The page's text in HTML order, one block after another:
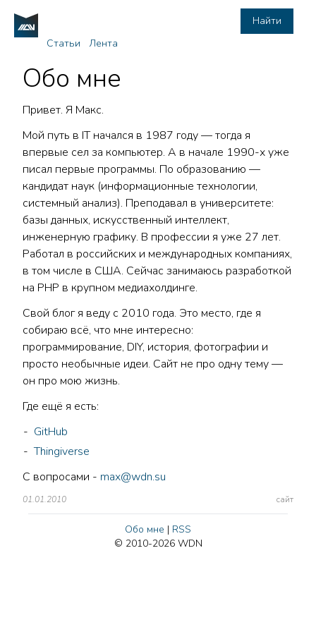
Найти
Статьи
Лента
Обо мне
Привет. Я Макс.
Мой путь в IT начался в 1987 году — тогда я
впервые сел за компьютер. А в начале 1990-х уже
писал первые программы. По образованию —
кандидат наук (информационные технологии,
системный анализ). Преподавал в университете:
базы данных, искусственный интеллект,
инженерную графику. В профессии я уже 27 лет.
Работал в российских и международных компаниях,
в том числе в США. Сейчас занимаюсь разработкой
на PHP в крупном медиахолдинге.
Свой блог я веду с 2010 года. Это место, где я
собираю всё, что мне интересно:
программирование, DIY, история, фотографии и
просто необычные идеи. Сайт не про одну тему —
он про мою жизнь.
Где ещё я есть:
GitHub
Thingiverse
С вопросами - max@wdn.su
01.01.2010 сайт
Обо мне | RSS
© 2010-2026 WDN